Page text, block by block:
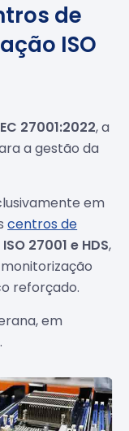
de
ISO
27001:2022, a
a gestão da
em
centros de
ISO 27001 e HDS,
reforçado.
em